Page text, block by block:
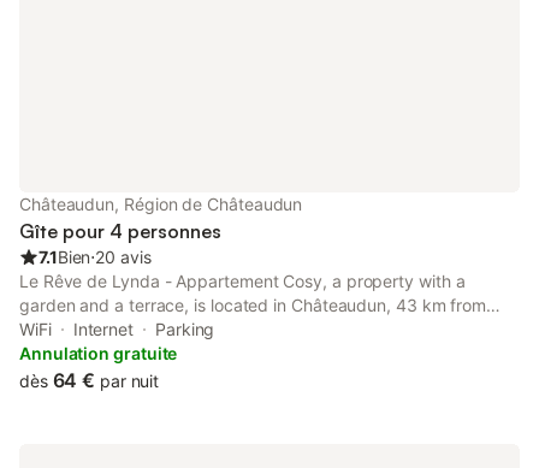
Châteaudun, Région de Châteaudun
Gîte pour 4 personnes
7.1Bien⋅20 avis
Le Rêve de Lynda - Appartement Cosy, a property with a
garden and a terrace, is located in Châteaudun, 43 km from
Chateau de Meung sur Loire, 45 km from Municipal Theatre of
Chartres, as well as 45 km from Chartres Train Station.
WiFi Internet
Parking
Annulation gratuite
dès 64 € par nuit